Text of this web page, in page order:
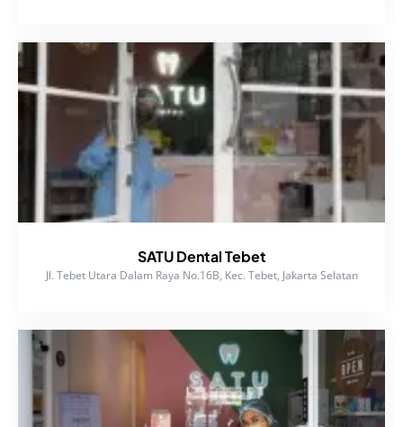
SATU Dental Tebet
Jl. Tebet Utara Dalam Raya No.16B, Kec. Tebet, Jakarta Selatan